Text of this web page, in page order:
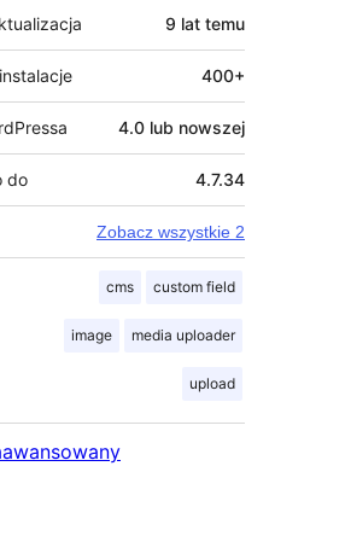
9 lat temu
400+
4.0 lub nowszej
do 4.7.34
Zobacz wszystkie 2
cms custom field
image media uploader
upload